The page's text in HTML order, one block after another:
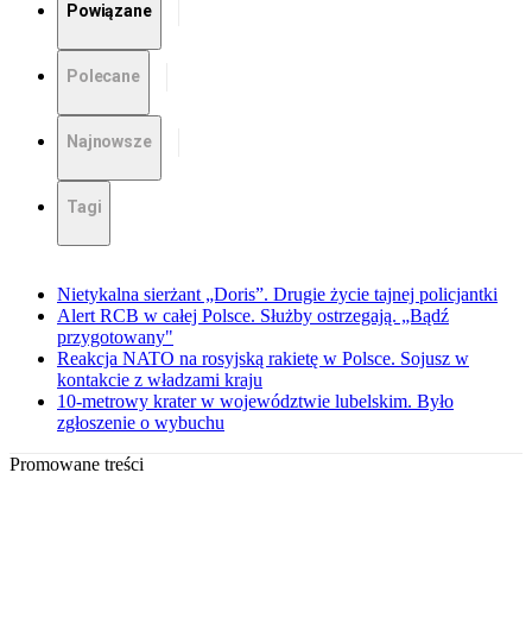
Powiązane
Polecane
Najnowsze
Tagi
Nietykalna sierżant „Doris”. Drugie życie tajnej policjantki
Alert RCB w całej Polsce. Służby ostrzegają. „Bądź
przygotowany"
Reakcja NATO na rosyjską rakietę w Polsce. Sojusz w
kontakcie z władzami kraju
10-metrowy krater w województwie lubelskim. Było
zgłoszenie o wybuchu
Promowane treści